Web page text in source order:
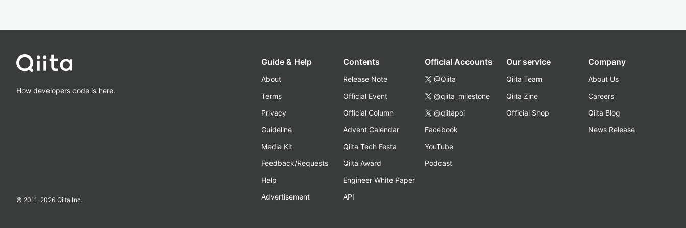
How developers code is here.
© 2011-2026 Qiita Inc.
Guide & Help
About
Terms
Privacy
Guideline
Media Kit
Feedback/Requests
Help
Advertisement
Contents
Release Note
Official Event
Official Column
Advent Calendar
Qiita Tech Festa
Qiita Award
Engineer White Paper
API
Official Accounts
@Qiita
@qiita_milestone
@qiitapoi
Facebook
YouTube
Podcast
Our service
Qiita Team
Qiita Zine
Official Shop
Company
About Us
Careers
Qiita Blog
News Release